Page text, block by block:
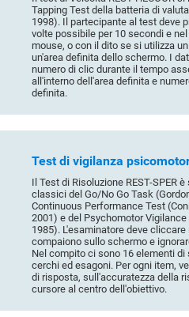
Tapping Test della batteria di
1998). Il partecipante al test deve
volte possibile per 10 secondi e
mouse, o con il dito se si utilizza
un'area definita dello schermo. I
numero di clic durante il tempo
all'interno dell'area definita e
definita.
Test di vigilanza
Il Test di Risoluzione REST-SPER
classici del Go/No Go Task
Continuous Performance Test
2001) e del Psychomotor
1985). L'esaminatore deve
compaiono sullo schermo e
Nel compito ci sono 16 elementi
cerchi ed esagoni. Per ogni item,
di risposta, sull'accuratezza della
cursore al centro dell'obiettivo.